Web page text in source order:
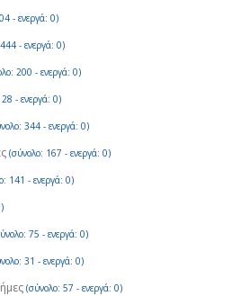
- ενεργά: 0)
- ενεργά: 0)
200 - ενεργά: 0)
- ενεργά: 0)
344 - ενεργά: 0)
(σύνολο: 167 - ενεργά: 0)
141 - ενεργά: 0)
75 - ενεργά: 0)
31 - ενεργά: 0)
(σύνολο: 57 - ενεργά: 0)